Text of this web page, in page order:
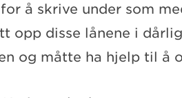
å skrive under som
opp disse lånene i
og måtte ha hjelp til å